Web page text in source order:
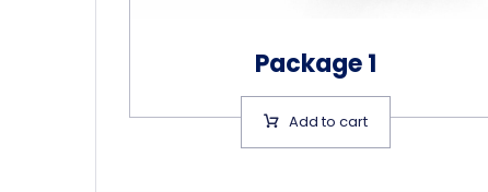
Package 1
Add to cart